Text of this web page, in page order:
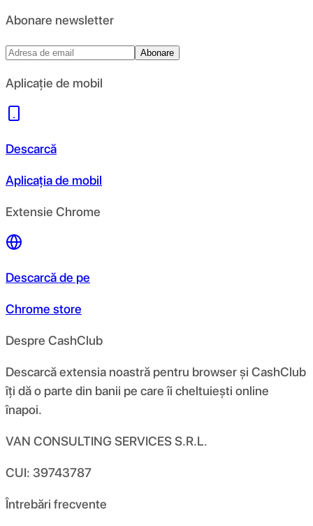
Abonare newsletter
Abonare
Aplicație de mobil
Descarcă
Aplicația de mobil
Extensie Chrome
Descarcă de pe
Chrome store
Despre CashClub
Descarcă extensia noastră pentru browser și CashClub
îți dă o parte din banii pe care îi cheltuiești online
înapoi.
VAN CONSULTING SERVICES S.R.L.
CUI: 39743787
Întrebări frecvente